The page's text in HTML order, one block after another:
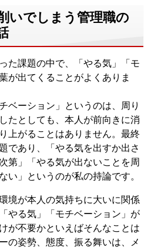
いでしまう管理職の
た課題の中で、「やる気」「モ
が出てくることがよくありま
ベーション」というのは、周り
たとしても、本人が前向きに消
上がることはありません。最終
であり、「やる気を出すか出さ
第」「やる気が出ないことを周
い」というのが私の持論です。
境が本人の気持ちに大いに関係
やる気」「モチベーション」が
が不要かといえばそんなことは
の姿勢、態度、振る舞いは、メ